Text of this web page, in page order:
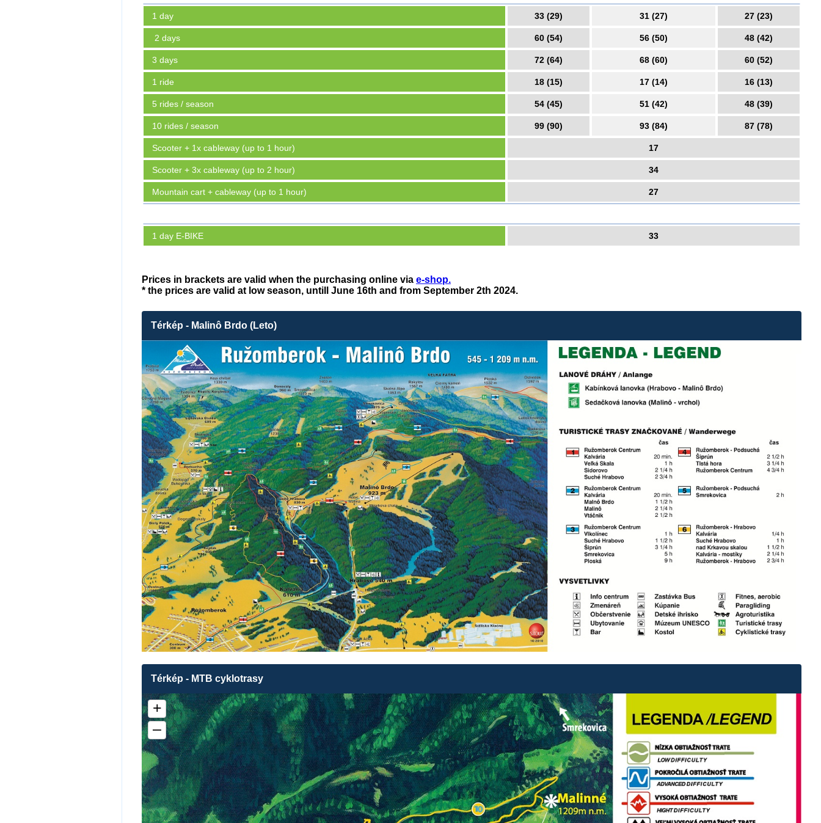
1 day 33 (29) 31 (27) 27 (23)
2 days 60 (54) 56 (50) 48 (42)
3 days 72 (64) 68 (60) 60 (52)
1 ride 18 (15) 17 (14) 16 (13)
5 rides / season 54 (45) 51 (42) 48 (39)
10 rides / season 99 (90) 93 (84) 87 (78)
Scooter + 1x cableway (up to 1 hour) 17
Scooter + 3x cableway (up to 2 hour) 34
Mountain cart + cableway (up to 1 hour) 27
1 day E-BIKE 33
Prices in brackets are valid when the purchasing online via e-shop.
* the prices are valid at low season, untill June 16th and from September 2th 2024.
Térkép - Malinô Brdo (Leto)
Térkép - MTB cyklotrasy
+
–